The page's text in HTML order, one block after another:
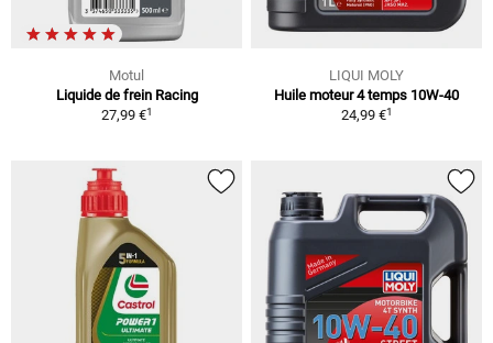
Motul
Liquide de frein Racing
27,99 €1
LIQUI MOLY
Huile moteur 4 temps 10W-40
24,99 €1